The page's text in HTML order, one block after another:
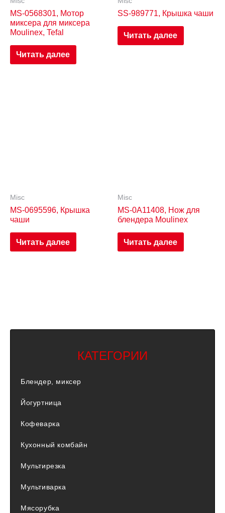
MS-0568301, Мотор
миксера для миксера
Moulinex, Tefal
Читать далее
SS-989771, Крышка чаши
Читать далее
Misc
MS-0695596, Крышка
чаши
Читать далее
Misc
MS-0A11408, Нож для
блендера Moulinex
Читать далее
КАТЕГОРИИ
Блендер, миксер
Йогуртница
Кофеварка
Кухонный комбайн
Мультирезка
Мультиварка
Мясорубка